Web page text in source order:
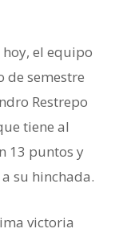
el equipo
de semestre
Restrepo
tiene al
13 puntos y
su hinchada.
victoria